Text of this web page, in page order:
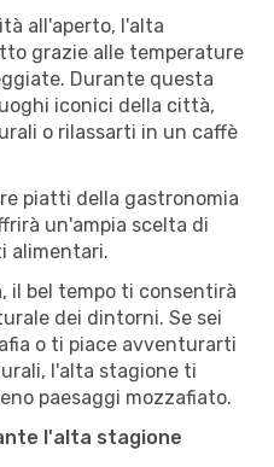
all'aperto, l'alta
grazie alle temperature
Durante questa
iconici della città,
o rilassarti in un caffè
piatti della gastronomia
un'ampia scelta di
alimentari.
il bel tempo ti consentirà
dei dintorni. Se sei
o ti piace avventurarti
l'alta stagione ti
paesaggi mozzafiato.
l'alta stagione